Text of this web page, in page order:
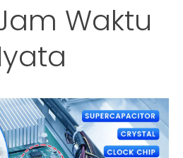
Waktu